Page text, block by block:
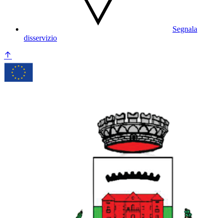
Segnala
disservizio